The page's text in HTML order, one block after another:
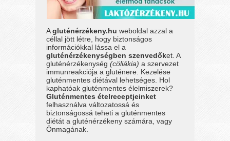
Agluténérzékeny.hu weboldal azzal a
céllal jött létre, hogy biztonságos
információkkal lássa el a
gluténérzékenységben szenvedőket. A
gluténérzékenység(cöliákia) a szervezet
immunreakciója a gluténere. Kezelése
gluténmentes diétával lehetséges. Hol
kaphatóak gluténmentes élelmiszerek?
Gluténmentes ételreceptjeinket
felhasználva változatossá és
biztonságossá teheti a gluténmentes
diétát a gluténérzékeny számára, vagy
Önmagának.